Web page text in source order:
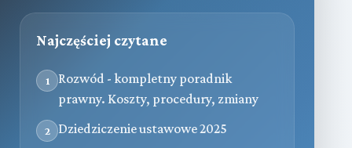
Najczęściej czytane
1
Rozwód - kompletny poradnik
prawny. Koszty, procedury, zmiany
2 Dziedziczenie ustawowe 2025